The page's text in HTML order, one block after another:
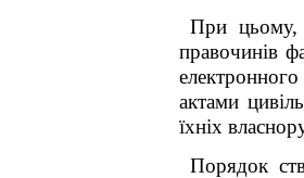
При цьому,
правочинів
актами
їхніх
Порядок